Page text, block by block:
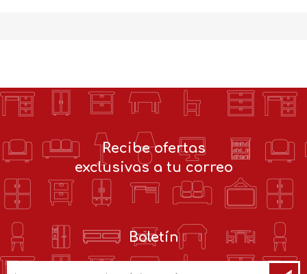
Recibe ofertas
exclusivas a tu correo
Boletín